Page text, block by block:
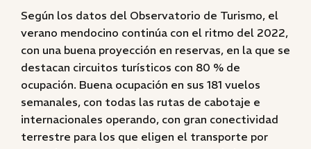
Según los datos del Observatorio de Turismo, el
verano mendocino continúa con el ritmo del 2022,
con una buena proyección en reservas, en la que se
destacan circuitos turísticos con 80 % de
ocupación. Buena ocupación en sus 181 vuelos
semanales, con todas las rutas de cabotaje e
internacionales operando, con gran conectividad
terrestre para los que eligen el transporte por